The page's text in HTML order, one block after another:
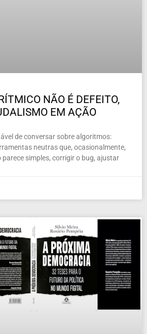
NÃO É DEFEITO,
EM AÇÃO
de conversar sobre algoritmos:
neutras que, ocasionalmente,
parece simples, corrigir o bug, ajustar